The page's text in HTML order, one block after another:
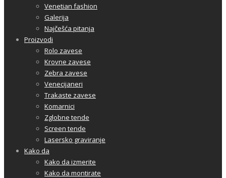
Venetian fashion
Galerija
Najčešća pitanja
Proizvodi
Rolo zavese
Krovne zavese
Zebra zavese
Venecijaneri
Trakaste zavese
Komarnici
Zglobne tende
Screen tende
Lasersko graviranje
Kako da
Kako da izmerite
Kako da montirate